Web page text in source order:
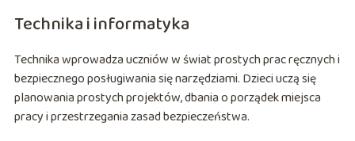
Technika i informatyka
Technika wprowadza uczniów w świat prostych prac ręcznych i
bezpiecznego posługiwania się narzędziami. Dzieci uczą się
planowania prostych projektów, dbania o porządek miejsca
pracy i przestrzegania zasad bezpieczeństwa.